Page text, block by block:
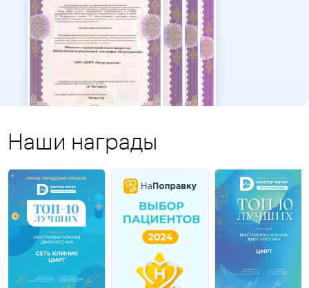
Наши награды